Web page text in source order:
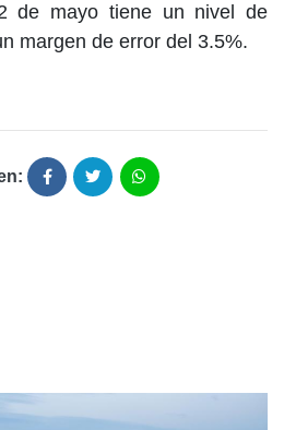
de mayo tiene un nivel de
margen de error del 3.5%.